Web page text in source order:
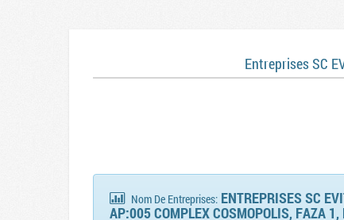
Entreprises SC
Nom De Entreprises: ENTREPRISES SC
AP:005 COMPLEX COSMOPOLIS, FAZA